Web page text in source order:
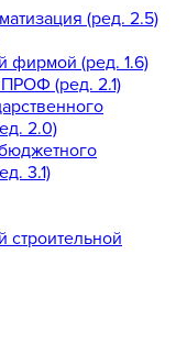
(ред. 2.5)
фирмой (ред. 1.6)
(ред. 2.1)
2.0)
3.1)
строительной